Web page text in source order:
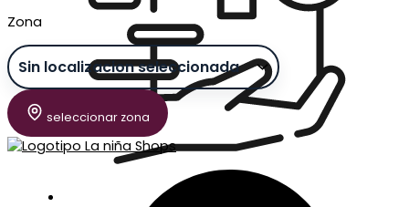
Zona
seleccionar zona